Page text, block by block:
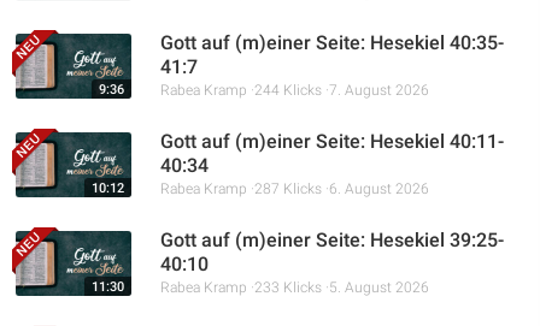
9:36
Gott auf (m)einer Seite: Hesekiel 40:35-
41:7
Rabea Kramp 244 Klicks 7. August 2026
10:12
Gott auf (m)einer Seite: Hesekiel 40:11-
40:34
Rabea Kramp 287 Klicks 6. August 2026
11:30
Gott auf (m)einer Seite: Hesekiel 39:25-
40:10
Rabea Kramp 233 Klicks 5. August 2026